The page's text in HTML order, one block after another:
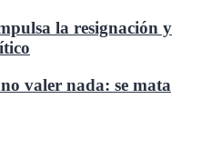
la resignación y
valer nada: se mata